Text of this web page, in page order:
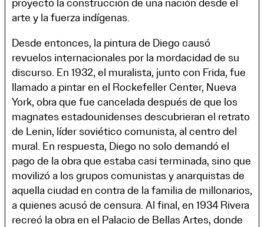
proyectó la construcción de una nación desde el
arte y la fuerza indígenas.
Desde entonces, la pintura de Diego causó
revuelos internacionales por la mordacidad de su
discurso. En 1932, el muralista, junto con Frida, fue
llamado a pintar en el Rockefeller Center, Nueva
York, obra que fue cancelada después de que los
magnates estadounidenses descubrieran el retrato
de Lenin, líder soviético comunista, al centro del
mural. En respuesta, Diego no solo demandó el
pago de la obra que estaba casi terminada, sino que
movilizó a los grupos comunistas y anarquistas de
aquella ciudad en contra de la familia de millonarios,
a quienes acusó de censura. Al final, en 1934 Rivera
recreó la obra en el Palacio de Bellas Artes, donde